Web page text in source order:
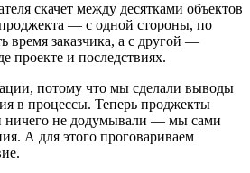
скачет между десятками объектов
— с одной стороны, по
время заказчика, а с другой —
проекте и последствиях.
потому что мы сделали выводы
в процессы. Теперь проджекты
ничего не додумывали — мы сами
А для этого проговариваем